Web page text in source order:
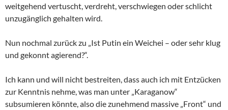
weitgehend vertuscht, verdreht, verschwiegen oder schlicht
unzugänglich gehalten wird.
Nun nochmal zurück zu „Ist Putin ein Weichei – oder sehr klug
und gekonnt agierend?“.
Ich kann und will nicht bestreiten, dass auch ich mit Entzücken
zur Kenntnis nehme, was man unter „Karaganow“
subsumieren könnte, also die zunehmend massive „Front“ und